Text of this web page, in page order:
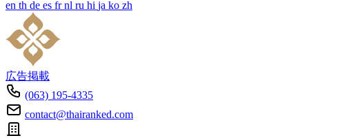
en th de es fr nl ru hi ja ko zh
広告掲載
(063) 195-4335
contact@thairanked.com